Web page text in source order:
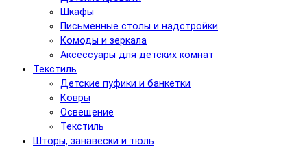
Шкафы
Письменные столы и надстройки
Комоды и зеркала
Аксессуары для детских комнат
Текстиль
Детские пуфики и банкетки
Ковры
Освещение
Текстиль
Шторы, занавески и тюль